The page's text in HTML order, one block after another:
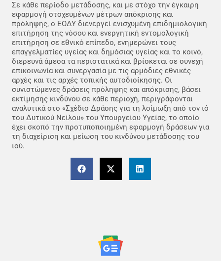
Σε κάθε περίοδο μετάδοσης, και με στόχο την έγκαιρη
εφαρμογή στοχευμένων μέτρων απόκρισης και
πρόληψης, ο ΕΟΔΥ διενεργεί ενισχυμένη επιδημιολογική
επιτήρηση της νόσου και ενεργητική εντομολογική
επιτήρηση σε εθνικό επίπεδο, ενημερώνει τους
επαγγελματίες υγείας και δημόσιας υγείας και το κοινό,
διερευνά άμεσα τα περιστατικά και βρίσκεται σε συνεχή
επικοινωνία και συνεργασία με τις αρμόδιες εθνικές
αρχές και τις αρχές τοπικής αυτοδιοίκησης. Οι
συνιστώμενες δράσεις πρόληψης και απόκρισης, βάσει
εκτίμησης κινδύνου σε κάθε περιοχή, περιγράφονται
αναλυτικά στο «Σχέδιο Δράσης για τη λοίμωξη από τον ιό
του Δυτικού Νείλου» του Υπουργείου Υγείας, το οποίο
έχει σκοπό την προτυποποιημένη εφαρμογή δράσεων για
τη διαχείριση και μείωση του κινδύνου μετάδοσης του
ιού.